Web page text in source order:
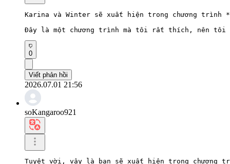
Karina và Winter sẽ xuất hiện trong chương trình
Đây là một chương trình mà tôi rất thích, nên tôi
0
Viết phản hồi
2026.07.01 21:56
soKangaroo921
Tuyệt vời, vậy là bạn sẽ xuất hiện trong chương